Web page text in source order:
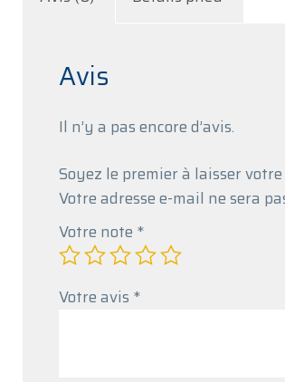
Avis
Il n’y a pas encore d’avis.
Soyez le premier à laisser
Votre adresse e-mail ne sera
Votre note *
Votre avis *